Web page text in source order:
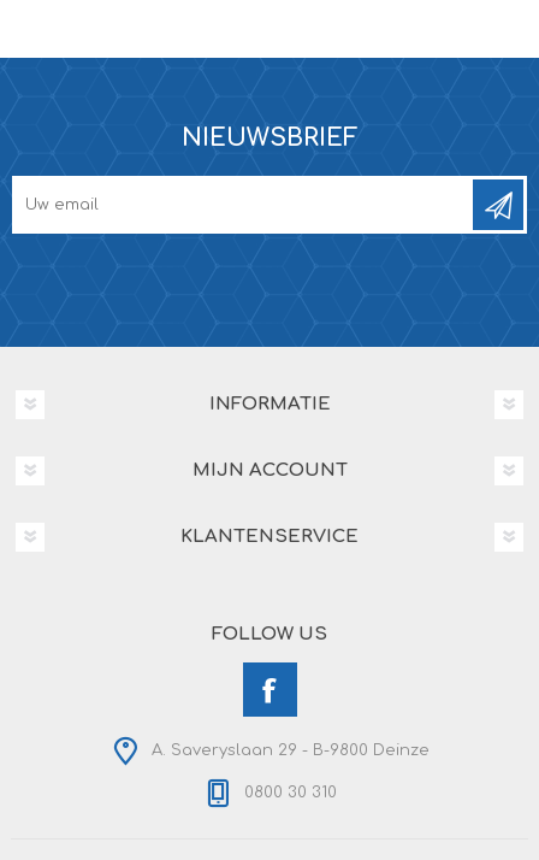
NIEUWSBRIEF
INFORMATIE
MIJN ACCOUNT
KLANTENSERVICE
FOLLOW US
A. Saveryslaan 29 - B-9800 Deinze
0800 30 310